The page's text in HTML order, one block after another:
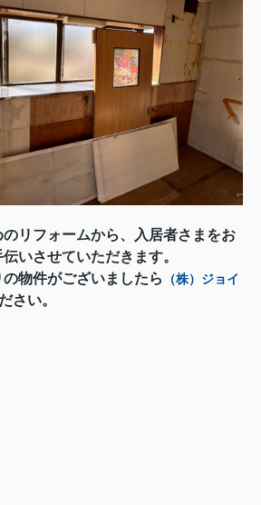
リフォームから、入居者さまをお
いさせていただきます。
物件がございましたら
（株）ジョイ
さい。